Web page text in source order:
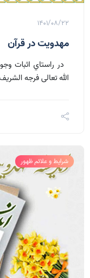
1401/08/22
مهدويت در قرآن
در راستاي اثبات
الله تعالی فرجه
شرایط و علائم ظهور